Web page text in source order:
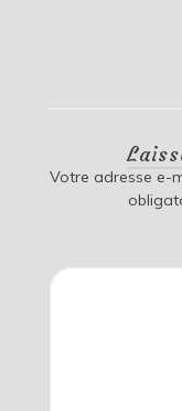
Votre adresse e-